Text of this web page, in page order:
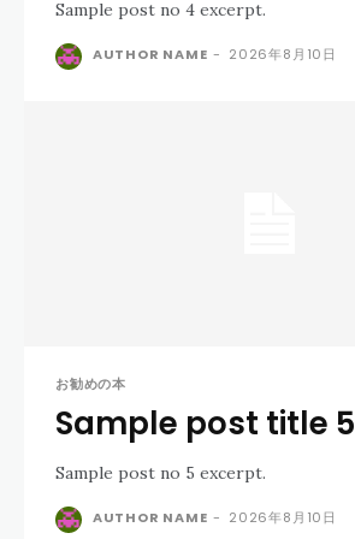
Sample post no 4 excerpt.
AUTHOR NAME - 2026年8月10日
お勧めの本
Sample post title 5
Sample post no 5 excerpt.
AUTHOR NAME - 2026年8月10日